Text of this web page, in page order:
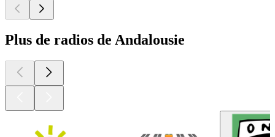
Plus de radios de Andalousie